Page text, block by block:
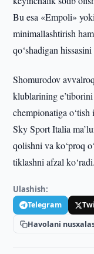
Bu esa «Empoli»
minimallashtirish
qo‘shadigan
Shomurodov
klublarining
chempionatiga
Sky Sport Italia
qolishni va ko‘proq
tiklashni afzal ko‘radi.
Ulashish:
Telegram
Havolani